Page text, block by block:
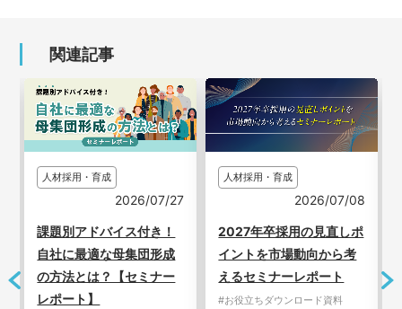
関連記事
人材採用・育成
2026/07/27
課題別アドバイス付き！
自社に最適な母集団形成
の方法とは？【セミナー
レポート】
人材採用・育成
2026/07/08
2027年卒採用の見直しポ
イントを市場動向から考
えるセミナーレポート
#お役立ちダウンロード資料